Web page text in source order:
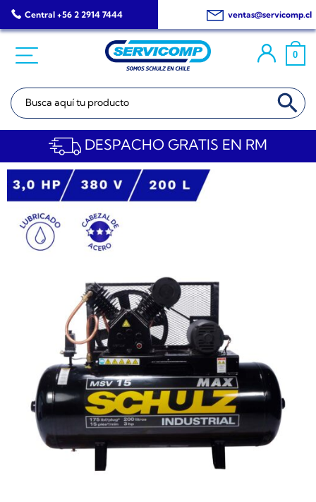
Saltar
al
Central +56 2 2914 7444 ventas@servicomp.cl
0
Buscar: BOTÓN DE
DESPACHO GRATIS EN RM